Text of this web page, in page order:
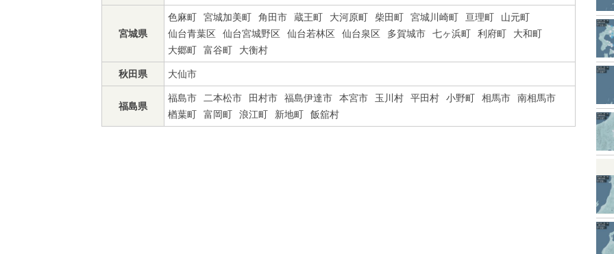
宮城県
色麻町 宮城加美町 角田市 蔵王町 大河原町 柴田町 宮城川崎町 亘理町
山元町
仙台青葉区
仙台宮城野区 仙台若林区 仙台泉区 多賀城市 七ヶ浜町 利府町
大和町
大郷町
富谷町 大衡村
秋田県 大仙市
福島県
福島市 二本松市 田村市 福島伊達市 本宮市 玉川村 平田村 小野町 相馬市
南相馬市
楢葉町
富岡町 浪江町 新地町 飯舘村